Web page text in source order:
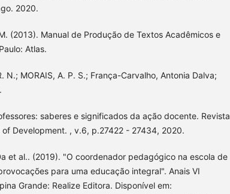
2020.
(2013). Manual de Produção de Textos Acadêmicos e
Atlas.
N.; MORAIS, A. P. S.; França-Carvalho, Antonia Dalva;
saberes e significados da ação docente. Revista
of Development. , v.6, p.27422 - 27434, 2020.
et al.. (2019). "O coordenador pedagógico na escola de
para uma educação integral". Anais VI
Grande: Realize Editora. Disponível em: